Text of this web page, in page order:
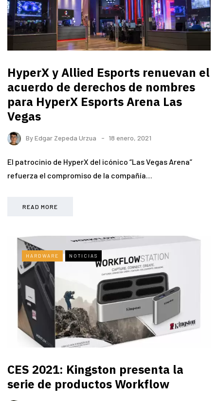
HyperX y Allied Esports renuevan el
acuerdo de derechos de nombres
para HyperX Esports Arena Las
Vegas
ByEdgar Zepeda Urzua 18 enero, 2021
El patrocinio de HyperX del icónico “Las Vegas Arena”
refuerza el compromiso de la compañía…
READ MORE
HARDWARE NOTICIAS
CES 2021: Kingston presenta la
serie de productos Workflow